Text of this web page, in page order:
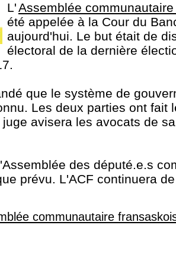
L'Assemblée
été appelée à la Cour du
aujourd'hui. Le but était de
électoral de la dernière
que le système de
Les deux parties ont fait
avisera les avocats de
des député.e.s
prévu. L'ACF continuera
communautaire